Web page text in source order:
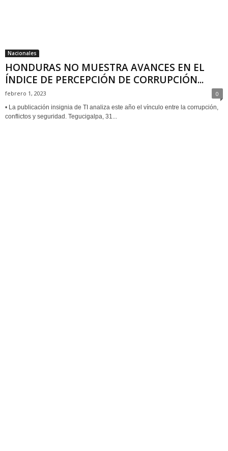
Nacionales
HONDURAS NO MUESTRA AVANCES EN EL
ÍNDICE DE PERCEPCIÓN DE CORRUPCIÓN...
febrero 1, 2023 0
• La publicación insignia de TI analiza este año el vínculo entre la corrupción,
conflictos y seguridad. Tegucigalpa, 31...